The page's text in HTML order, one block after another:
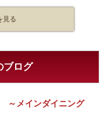
見る
ブログ
～メインダイニング